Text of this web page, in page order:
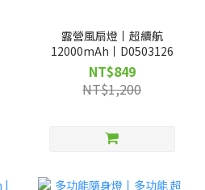
露營風扇燈丨超續航
12000mAh丨D0503126
NT$849
NT$1,200